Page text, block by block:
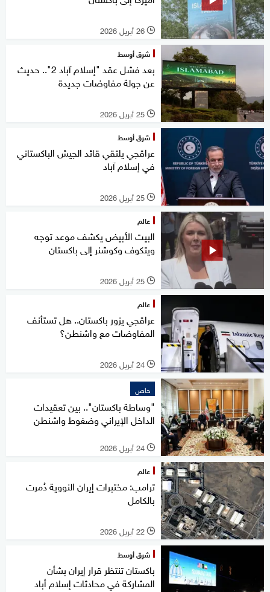
l 26 أبريل 2026
شرق أوسط
بعد فشل عقد "إسلام آباد 2".. حديث
عن جولة مفاوضات جديدة
l 25 أبريل 2026
شرق أوسط
عراقجي يلتقي قائد الجيش الباكستاني
في إسلام آباد
l 25 أبريل 2026
عالم
البيت الأبيض يكشف موعد توجه
ويتكوف وكوشنر إلى باكستان
l 25 أبريل 2026
عالم
عراقجي يزور باكستان.. هل تستأنف
المفاوضات مع واشنطن؟
l 24 أبريل 2026
خاص
"وساطة باكستان".. بين تعقيدات
الداخل الإيراني وضغوط واشنطن
l 24 أبريل 2026
عالم
ترامب: مختبرات إيران النووية دُمرت
بالكامل
l 22 أبريل 2026
شرق أوسط
باكستان تنتظر قرار إيران بشأن
المشاركة في محادثات إسلام أباد